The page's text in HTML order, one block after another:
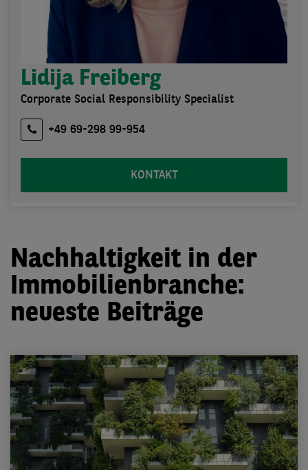
Lidija Freiberg
Corporate Social Responsibility Specialist
+49 69-298 99-954
KONTAKT
Nachhaltigkeit in der
Immobilienbranche:
neueste Beiträge